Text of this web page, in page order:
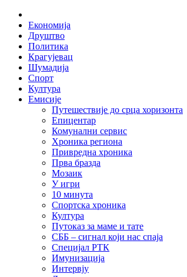
Skip
content
Економија
Друштво
Политика
Крагујевац
Шумадија
Спорт
Култура
Емисије
Путешествије до срца хоризонта
Епицентар
Комунални сервис
Хроника региона
Привредна хроника
Прва бразда
Мозаик
У игри
10 минута
Спортска хроника
Култура
Путоказ за маме и тате
СББ – сигнал који нас спаја
Специјал РТК
Имунизација
Интервју